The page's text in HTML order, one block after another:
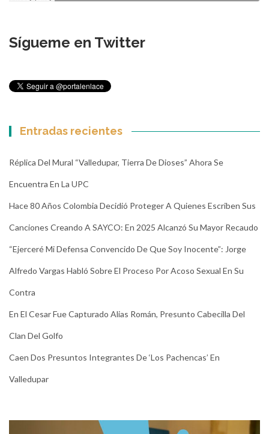
Sígueme en Twitter
Entradas recientes
Réplica Del Mural “Valledupar, Tierra De Dioses” Ahora Se
Encuentra En La UPC
Hace 80 Años Colombia Decidió Proteger A Quienes Escriben Sus
Canciones Creando A SAYCO: En 2025 Alcanzó Su Mayor Recaudo
“Ejerceré Mi Defensa Convencido De Que Soy Inocente”: Jorge
Alfredo Vargas Habló Sobre El Proceso Por Acoso Sexual En Su
Contra
En El Cesar Fue Capturado Alias Román, Presunto Cabecilla Del
Clan Del Golfo
Caen Dos Presuntos Integrantes De ‘Los Pachencas’ En
Valledupar